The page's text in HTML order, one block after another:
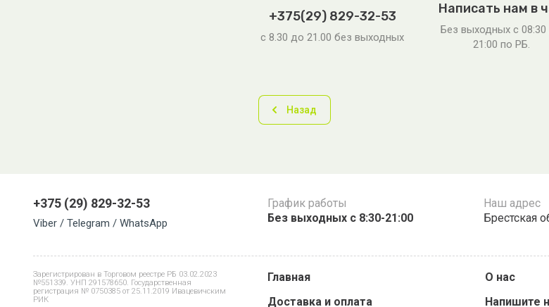
+375(29) 829-32-53
с 8.30 до 21.00 без выходных
Написать нам в
Без выходных c
21:00 по РБ.
Назад
+375 (29) 829-32-53
Viber / Telegram / WhatsApp
График работы
Без выходных с 8:30-21:00
Наш адрес
Брестская
Зарегистрирован в Торговом реестре РБ 03.02.2023
№551339. УНП 291578650. Государственная
регистрация № 0750385 от 25.11.2019 Ивацевичским
РИК
Главная О нас
Доставка и оплата
Напишите